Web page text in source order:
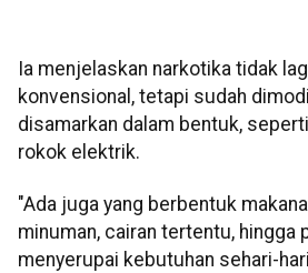
Ia menjelaskan narkotika tidak
konvensional, tetapi sudah
disamarkan dalam bentuk,
rokok elektrik.
"Ada juga yang berbentuk
minuman, cairan tertentu, hingga
menyerupai kebutuhan sehari-